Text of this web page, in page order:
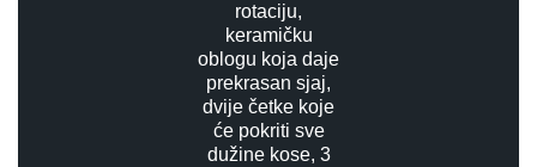
rotaciju,
keramičku
oblogu koja daje
prekrasan sjaj,
dvije četke koje
će pokriti sve
dužine kose, 3